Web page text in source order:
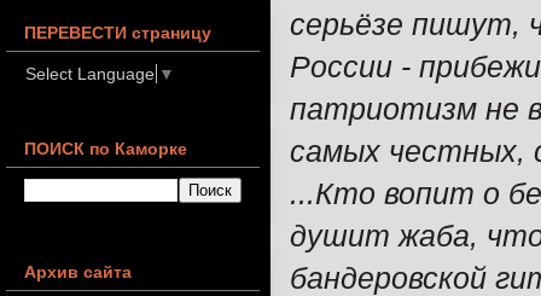
серьёзе пишут,
России -
патриотизм не
самых честных,
...Кто вопит о
душит жаба,
бандеровской
ПЕРЕВЕСТИ страницу
Select Language ▼
ПОИСК по Каморке
Архив сайта